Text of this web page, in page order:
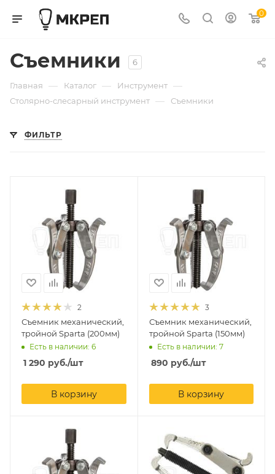
0
Съемники 6
Главная — Каталог — Инструмент —
Столярно-слесарный инструмент — Съемники
ФИЛЬТР
2
Съемник механический,
тройной Sparta (200мм)
Есть в наличии: 6
1 290 руб./шт
В корзину
3
Съемник механический,
тройной Sparta (150мм)
Есть в наличии: 7
890 руб./шт
В корзину